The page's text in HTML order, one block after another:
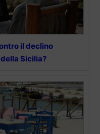
il declino
Sicilia?